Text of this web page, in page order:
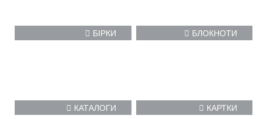
БІРКИ
КАТАЛОГИ
БЛОКНОТИ
КАРТКИ